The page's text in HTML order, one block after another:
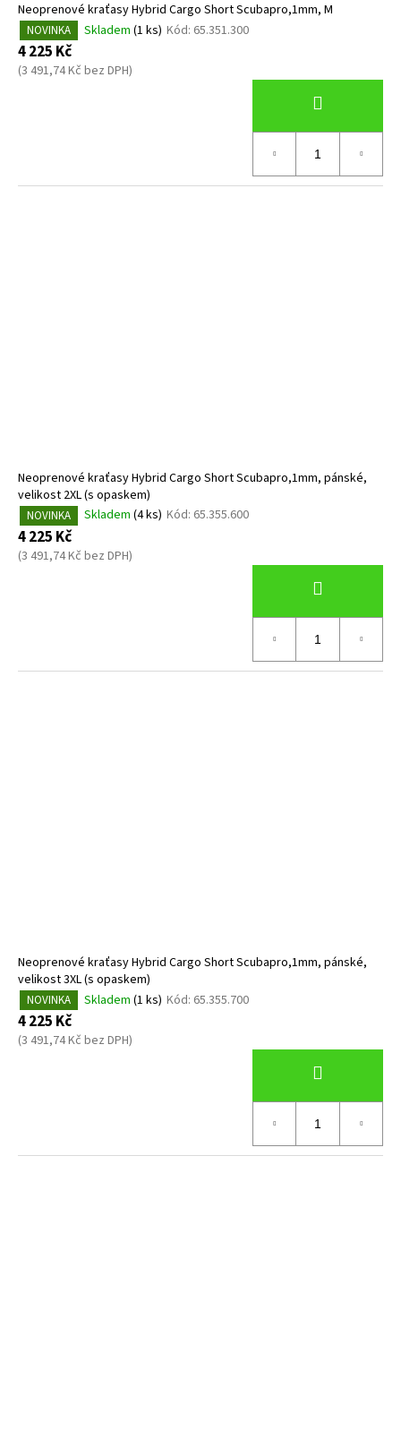
Neoprenové kraťasy Hybrid Cargo Short Scubapro,1mm, M
NOVINKA Skladem (1 ks) Kód: 65.351.300
4 225 Kč
(3 491,74 Kč bez DPH)
Neoprenové kraťasy Hybrid Cargo Short Scubapro,1mm, pánské,
velikost 2XL (s opaskem)
NOVINKA Skladem (4 ks) Kód: 65.355.600
4 225 Kč
(3 491,74 Kč bez DPH)
Neoprenové kraťasy Hybrid Cargo Short Scubapro,1mm, pánské,
velikost 3XL (s opaskem)
NOVINKA Skladem (1 ks) Kód: 65.355.700
4 225 Kč
(3 491,74 Kč bez DPH)